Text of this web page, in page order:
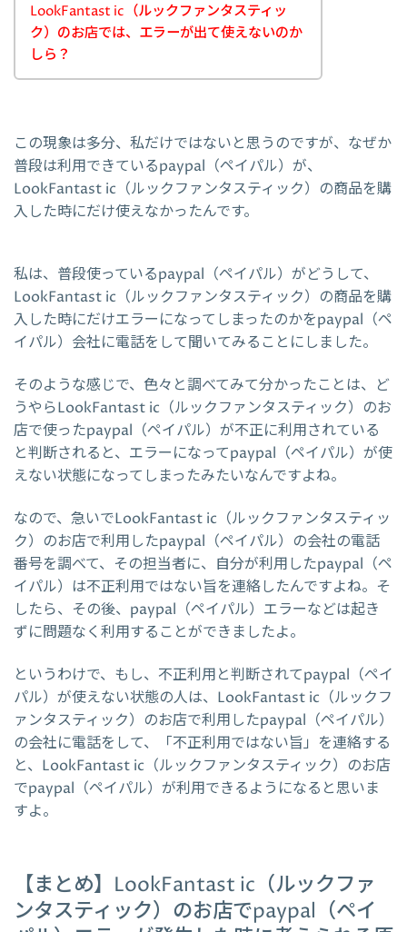
LookFantast ic（ルックファンタスティッ
ク）のお店では、エラーが出て使えないのか
しら？
この現象は多分、私だけではないと思うのですが、なぜか
普段は利用できているpaypal（ペイパル）が、
LookFantast ic（ルックファンタスティック）の商品を購
入した時にだけ使えなかったんです。
私は、普段使っているpaypal（ペイパル）がどうして、
LookFantast ic（ルックファンタスティック）の商品を購
入した時にだけエラーになってしまったのかをpaypal（ペ
イパル）会社に電話をして聞いてみることにしました。
そのような感じで、色々と調べてみて分かったことは、ど
うやらLookFantast ic（ルックファンタスティック）のお
店で使ったpaypal（ペイパル）が不正に利用されている
と判断されると、エラーになってpaypal（ペイパル）が使
えない状態になってしまったみたいなんですよね。
なので、急いでLookFantast ic（ルックファンタスティッ
ク）のお店で利用したpaypal（ペイパル）の会社の電話
番号を調べて、その担当者に、自分が利用したpaypal（ペ
イパル）は不正利用ではない旨を連絡したんですよね。そ
したら、その後、paypal（ペイパル）エラーなどは起き
ずに問題なく利用することができましたよ。
というわけで、もし、不正利用と判断されてpaypal（ペイ
パル）が使えない状態の人は、LookFantast ic（ルックフ
ァンタスティック）のお店で利用したpaypal（ペイパル）
の会社に電話をして、「不正利用ではない旨」を連絡する
と、LookFantast ic（ルックファンタスティック）のお店
でpaypal（ペイパル）が利用できるようになると思いま
すよ。
【まとめ】LookFantast ic（ルックファ
ンタスティック）のお店でpaypal（ペイ